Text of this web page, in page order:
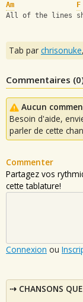
Am
F
All of the lines
Tab par chrisonuke,
Commentaires (0
Aucun
Besoin d'aide,
parler de cette
Commenter
Partagez vos
cette tablature!
Connexion ou
CHANSONS